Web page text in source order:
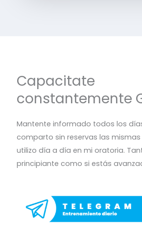
Capacitate
constantemente
Mantente informado todos los
comparto sin reservas las
utilizo día a día en mi oratoria.
principiante como si estás